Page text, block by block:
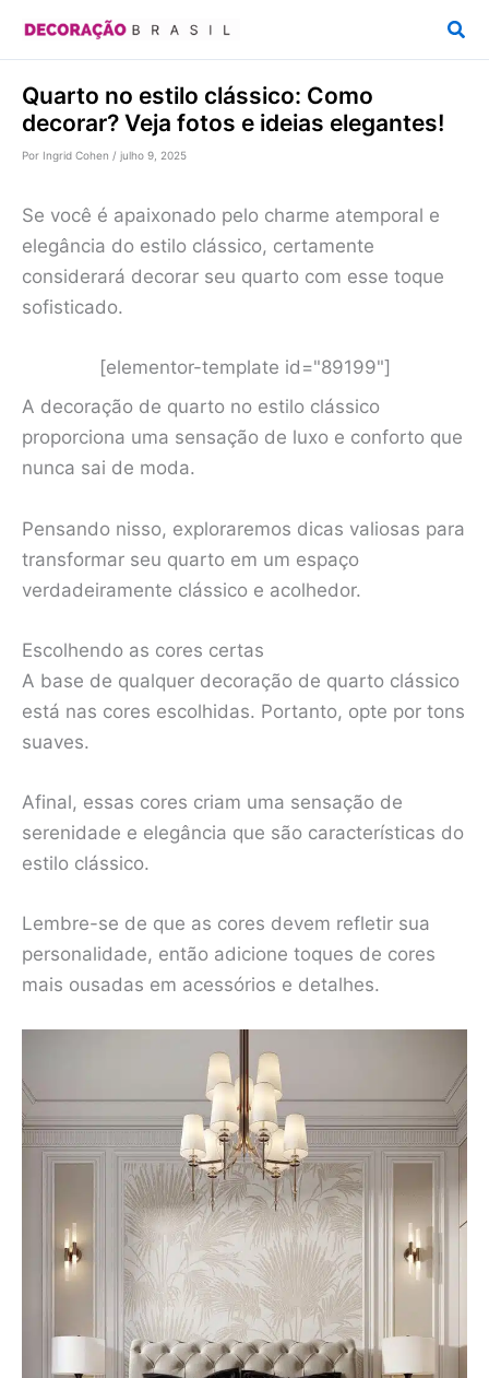
conteúdo
Quarto no estilo clássico: Como
decorar? Veja fotos e ideias elegantes!
Por Ingrid Cohen / julho 9, 2025
Se você é apaixonado pelo charme atemporal e
elegância do estilo clássico, certamente
considerará decorar seu quarto com esse toque
sofisticado.
[elementor-template id="89199"]
A decoração de quarto no estilo clássico
proporciona uma sensação de luxo e conforto que
nunca sai de moda.
Pensando nisso, exploraremos dicas valiosas para
transformar seu quarto em um espaço
verdadeiramente clássico e acolhedor.
Escolhendo as cores certas
A base de qualquer decoração de quarto clássico
está nas cores escolhidas. Portanto, opte por tons
suaves.
Afinal, essas cores criam uma sensação de
serenidade e elegância que são características do
estilo clássico.
Lembre-se de que as cores devem refletir sua
personalidade, então adicione toques de cores
mais ousadas em acessórios e detalhes.